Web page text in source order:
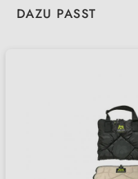
Produktgalerie überspringen
DAZU PASST